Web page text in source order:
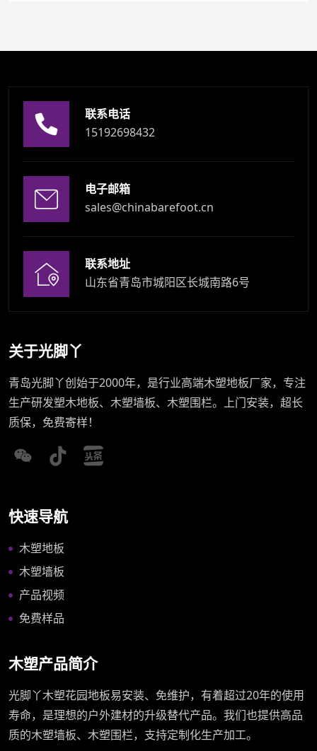
联系电话
15192698432
电子邮箱
sales@chinabarefoot.cn
联系地址
山东省青岛市城阳区长城南路6号
关于光脚丫
青岛光脚丫创始于2000年，是行业高端木塑地板厂家，专注
生产研发塑木地板、木塑墙板、木塑围栏。上门安装，超长
质保，免费寄样！
快速导航
木塑地板
木塑墙板
产品视频
免费样品
木塑产品简介
光脚丫木塑花园地板易安装、免维护，有着超过20年的使用
寿命，是理想的户外建材的升级替代产品。我们也提供高品
质的木塑墙板、木塑围栏，支持定制化生产加工。